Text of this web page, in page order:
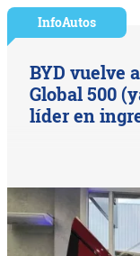
InfoAutos
BYD vuelve
Global 500
líder en